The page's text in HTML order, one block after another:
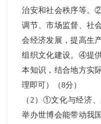
治安和社会秩序等。
调节、市场监督、社
会经济发展，提高生
组织文化建设。④提
本知识，结合地方实
理即可）（8分）
（2）①文化与经济
举办世博会能带动我